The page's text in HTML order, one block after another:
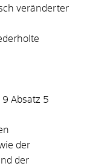
veränderter
Absatz 5
der
der